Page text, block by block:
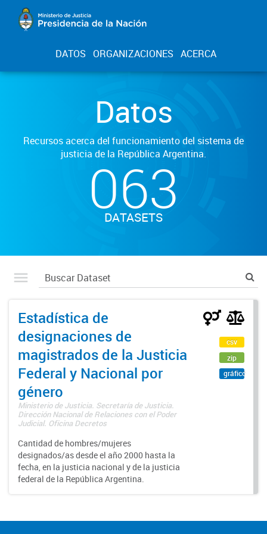
DATOS ORGANIZACIONES ACERCA
Datos
Recursos acerca del funcionamiento del sistema de
justicia de la República Argentina.
063
DATASETS
Estadística de
designaciones de
magistrados de la Justicia
Federal y Nacional por
género
Ministerio de Justicia. Secretaría de Justicia.
Dirección Nacional de Relaciones con el Poder
Judicial. Oficina Decretos
Cantidad de hombres/mujeres
designados/as desde el año 2000 hasta la
fecha, en la justicia nacional y de la justicia
federal de la República Argentina.
csv
zip
gráfico